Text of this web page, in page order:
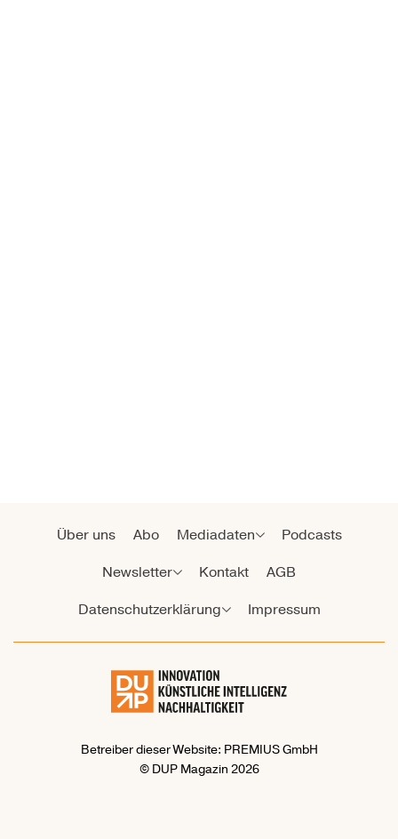
Über uns Abo Mediadaten
Podcasts
Newsletter
Kontakt
AGB
Datenschutzerklärung
Impressum
Betreiber dieser Website: PREMIUS GmbH
© DUP Magazin 2026